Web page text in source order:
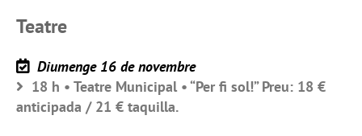
Teatre
Diumenge 16 de novembre
18 h • Teatre Municipal • “Per fi sol!” Preu: 18 €
anticipada / 21 € taquilla.